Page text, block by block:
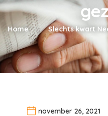
Home Slechts kwart
november 26, 2021